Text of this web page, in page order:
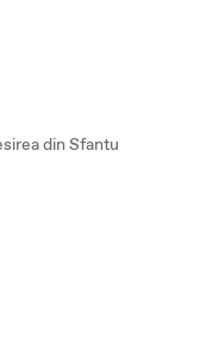
din Sfantu